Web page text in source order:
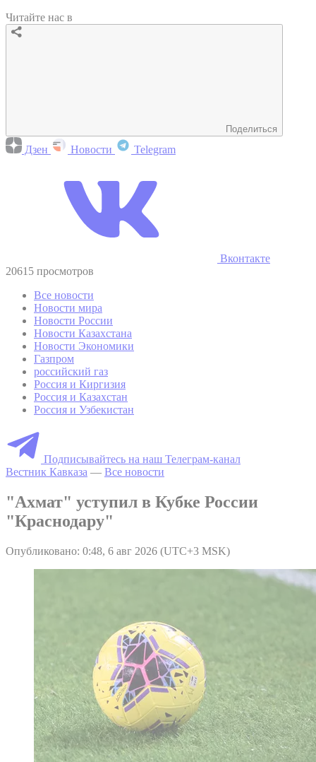
Читайте нас в
Поделиться
Дзен Новости Telegram
Вконтакте
20615 просмотров
Все новости
Новости мира
Новости России
Новости Казахстана
Новости Экономики
Газпром
российский газ
Россия и Киргизия
Россия и Казахстан
Россия и Узбекистан
Подписывайтесь на наш Телеграм-канал
Вестник Кавказа — Все новости
"Ахмат" уступил в Кубке России
"Краснодару"
Опубликовано: 0:48, 6 авг 2026 (UTC+3 MSK)